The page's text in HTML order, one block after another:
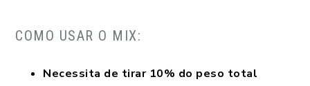
COMO USAR O MIX:
Necessita de tirar 10% do peso total